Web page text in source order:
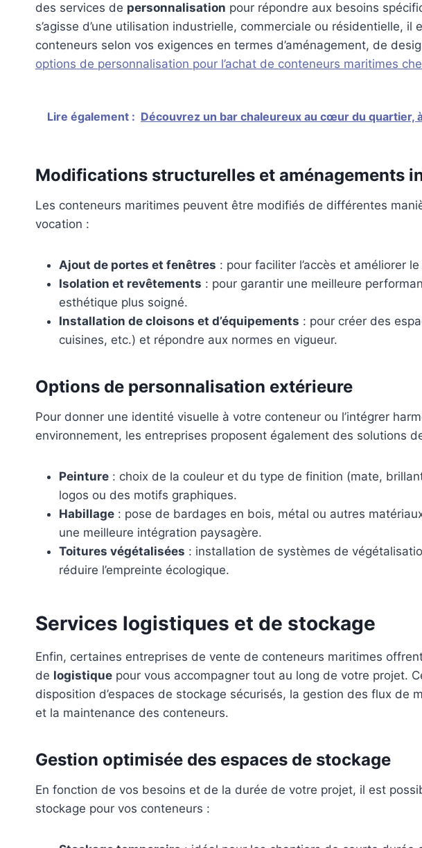
des services de personnalisation pour répondre aux besoins
s’agisse d’une utilisation industrielle, commerciale ou résidentielle, il
conteneurs selon vos exigences en termes d’aménagement, de
options de personnalisation pour l’achat de conteneurs maritimes
Lire également : Découvrez un bar chaleureux au cœur du quartier,
Modifications structurelles et aménagements
Les conteneurs maritimes peuvent être modifiés de différentes
vocation :
Ajout de portes et fenêtres : pour faciliter l’accès et améliorer
Isolation et revêtements : pour garantir une meilleure
esthétique plus soigné.
Installation de cloisons et d’équipements : pour créer des
cuisines, etc.) et répondre aux normes en vigueur.
Options de personnalisation extérieure
Pour donner une identité visuelle à votre conteneur ou l’intégrer
environnement, les entreprises proposent également des solutions
Peinture : choix de la couleur et du type de finition (mate,
logos ou des motifs graphiques.
Habillage : pose de bardages en bois, métal ou autres
une meilleure intégration paysagère.
Toitures végétalisées : installation de systèmes de
réduire l’empreinte écologique.
Services logistiques et de stockage
Enfin, certaines entreprises de vente de conteneurs maritimes
de logistique pour vous accompagner tout au long de votre projet.
disposition d’espaces de stockage sécurisés, la gestion des flux de
et la maintenance des conteneurs.
Gestion optimisée des espaces de stockage
En fonction de vos besoins et de la durée de votre projet, il est
stockage pour vos conteneurs :